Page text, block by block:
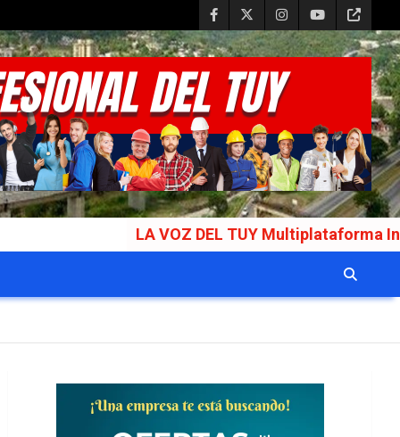
LA VOZ DEL TUY Multiplataforma